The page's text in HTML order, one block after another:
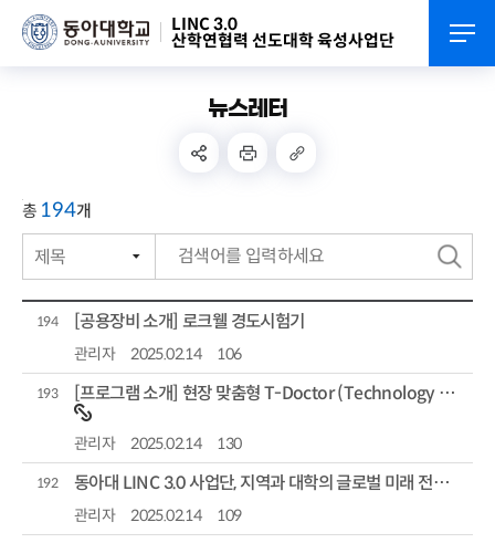
LINC 3.0
산학연협력 선도대학 육성사업단
뉴스레터
총 194개
검
색
번호
제목
작성자
작성일자
조회수
194 [공용장비 소개] 로크웰 경도시험기
관리자 2025.02.14 106
193 [프로그램 소개] 현장 맞춤형 T-Doctor (Technology Doctor) 지원
관리자 2025.02.14 130
192 동아대 LINC 3.0 사업단, 지역과 대학의 글로벌 미래 전략 (해양·물류·관광 허브 도시로의 도...
관리자 2025.02.14 109